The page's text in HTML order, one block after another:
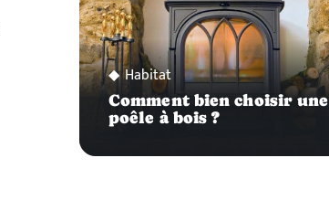
Habitat
Comment bien choisir une
poêle à bois ?